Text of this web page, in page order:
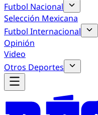
Futbol Nacional
Selección Mexicana
Futbol Internacional
Opinión
Video
Otros Deportes